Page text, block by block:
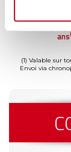
ans
(1) Valable sur
Envoi via